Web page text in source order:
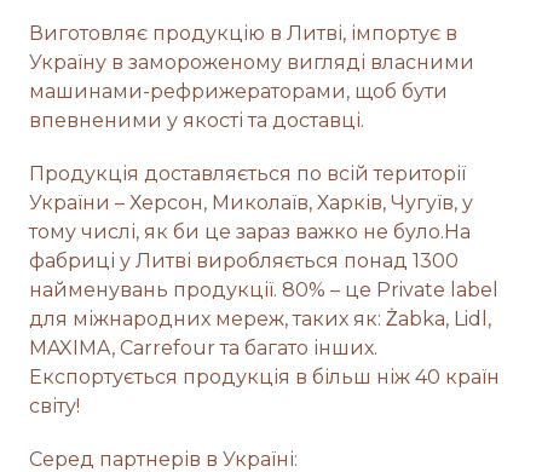
Виготовляє продукцію в Литві, імпортує в
Україну в замороженому вигляді власними
машинами-рефрижераторами, щоб бути
впевненими у якості та доставці.
Продукція доставляється по всій території
України – Херсон, Миколаїв, Харків, Чугуїв, у
тому числі, як би це зараз важко не було.На
фабриці у Литві виробляється понад 1300
найменувань продукції. 80% – це Private label
для міжнародних мереж, таких як: Żabka, Lidl,
MAXIMA, Carrefour та багато інших.
Експортується продукція в більш ніж 40 країн
світу!
Серед партнерів в Україні: